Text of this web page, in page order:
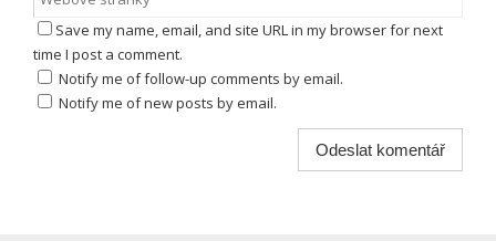
Save my name, email, and site URL in my browser for next
time I post a comment.
Notify me of follow-up comments by email.
Notify me of new posts by email.